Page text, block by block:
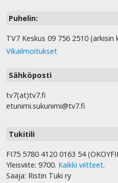
Puhelin:
TV7 Keskus 09 756 2510 (arkisin
Vikailmoitukset
Sähköposti
tv7(at)tv7.fi
etunimi.sukunimi@tv7.fi
Tukitili
FI75 5780 4120 0163 54
Yleisviite: 9700. Kaikki viitteet.
Saaja: Ristin Tuki ry